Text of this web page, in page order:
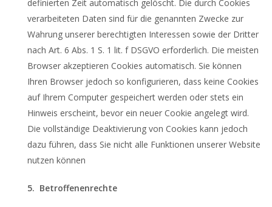
definierten Zeit automatisch gelöscht. Die durch Cookies
verarbeiteten Daten sind für die genannten Zwecke zur
Wahrung unserer berechtigten Interessen sowie der Dritter
nach Art. 6 Abs. 1 S. 1 lit. f DSGVO erforderlich. Die meisten
Browser akzeptieren Cookies automatisch. Sie können
Ihren Browser jedoch so konfigurieren, dass keine Cookies
auf Ihrem Computer gespeichert werden oder stets ein
Hinweis erscheint, bevor ein neuer Cookie angelegt wird.
Die vollständige Deaktivierung von Cookies kann jedoch
dazu führen, dass Sie nicht alle Funktionen unserer Website
nutzen können
5. Betroffenenrechte